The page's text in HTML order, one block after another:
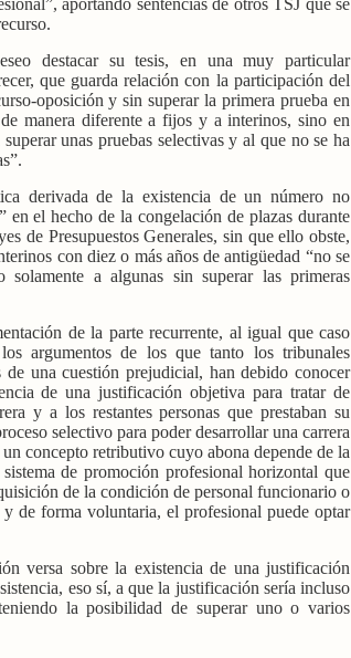
destacar su tesis, en una muy particular
que guarda relación con la participación del
oposición y sin superar la primera prueba en
manera diferente a fijos y a interinos, sino en
unas pruebas selectivas y al que no se ha
derivada de la existencia de un número no
en el hecho de la congelación de plazas durante
de Presupuestos Generales, sin que ello obste,
con diez o más años de antigüedad “no se
a algunas sin superar las primeras
de la parte recurrente, al igual que caso
argumentos de los que tanto los tribunales
una cuestión prejudicial, han debido conocer
de una justificación objetiva para tratar de
y a los restantes personas que prestaban su
selectivo para poder desarrollar una carrera
concepto retributivo cuyo abona depende de la
de promoción profesional horizontal que
de la condición de personal funcionario o
de forma voluntaria, el profesional puede optar
versa sobre la existencia de una justificación
eso sí, a que la justificación sería incluso
la posibilidad de superar uno o varios